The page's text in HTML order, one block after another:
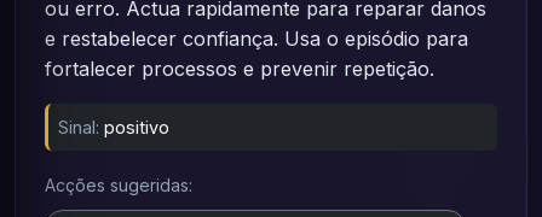
ou erro. Actua rapidamente para reparar danos
e restabelecer confiança. Usa o episódio para
fortalecer processos e prevenir repetição.
Sinal: positivo
Acções sugeridas: